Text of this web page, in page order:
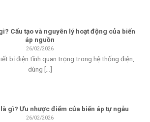
Cấu tạo và nguyên lý hoạt động của biến
áp nguồn
26/02/2026
bị điện tĩnh quan trọng trong hệ thống điện,
dùng [...]
gì? Ưu nhược điểm của biến áp tự ngẫu
26/02/2026